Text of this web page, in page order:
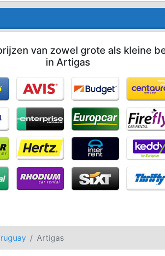
van zowel grote als kleine
in Artigas
Artigas